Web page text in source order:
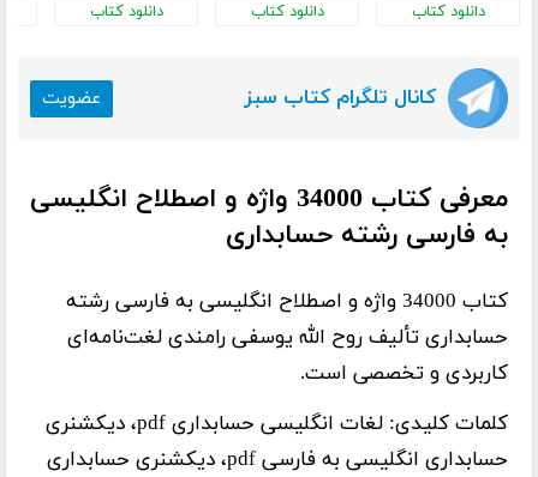
دانلود کتاب دانلود کتاب دانلود کتاب
کانال تلگرام کتاب سبز عضویت
معرفی کتاب 34000 واژه و اصطلاح انگلیسی
به فارسی رشته حسابداری
کتاب
34000 واژه و اصطلاح انگلیسی به فارسی رشته
حسابداری تألیف روح الله یوسفی رامندی لغت‌نامه‌ای
کاربردی و تخصصی است.
کلمات کلیدی:
لغات انگلیسی حسابداری pdf، دیکشنری
حسابداری انگلیسی به فارسی pdf، دیکشنری حسابداری